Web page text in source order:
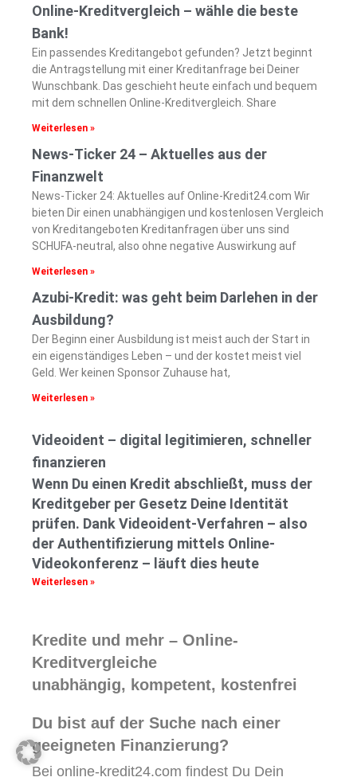
Online-Kreditvergleich – wähle die beste
Bank!
Ein passendes Kreditangebot gefunden? Jetzt beginnt
die Antragstellung mit einer Kreditanfrage bei Deiner
Wunschbank. Das geschieht heute einfach und bequem
mit dem schnellen Online-Kreditvergleich. Share
Weiterlesen »
News-Ticker 24 – Aktuelles aus der
Finanzwelt
News-Ticker 24: Aktuelles auf Online-Kredit24.com Wir
bieten Dir einen unabhängigen und kostenlosen Vergleich
von Kreditangeboten Kreditanfragen über uns sind
SCHUFA-neutral, also ohne negative Auswirkung auf
Weiterlesen »
Azubi-Kredit: was geht beim Darlehen in der
Ausbildung?
Der Beginn einer Ausbildung ist meist auch der Start in
ein eigenständiges Leben – und der kostet meist viel
Geld. Wer keinen Sponsor Zuhause hat,
Weiterlesen »
Videoident – digital legitimieren, schneller
finanzieren
Wenn Du einen Kredit abschließt, muss der
Kreditgeber per Gesetz Deine Identität
prüfen. Dank Videoident-Verfahren – also
der Authentifizierung mittels Online-
Videokonferenz – läuft dies heute
Weiterlesen »
Kredite und mehr – Online-
Kreditvergleiche
unabhängig, kompetent, kostenfrei
Du bist auf der Suche nach einer
geeigneten Finanzierung?
Bei online-kredit24.com findest Du Dein